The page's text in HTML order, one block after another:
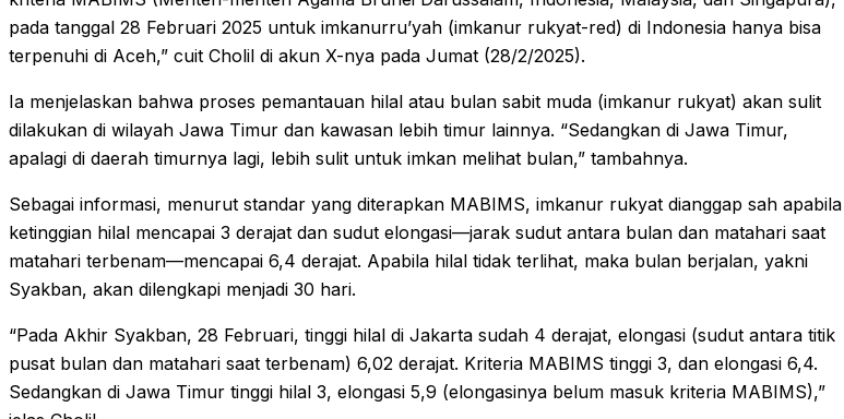
pada tanggal 28 Februari 2025 untuk imkanurru’yah (imkanur rukyat-red) di Indonesia hanya bisa
terpenuhi di Aceh,” cuit Cholil di akun X-nya pada Jumat (28/2/2025).
Ia menjelaskan bahwa proses pemantauan hilal atau bulan sabit muda (imkanur rukyat) akan sulit
dilakukan di wilayah Jawa Timur dan kawasan lebih timur lainnya. “Sedangkan di Jawa Timur,
apalagi di daerah timurnya lagi, lebih sulit untuk imkan melihat bulan,” tambahnya.
Sebagai informasi, menurut standar yang diterapkan MABIMS, imkanur rukyat dianggap sah apabila
ketinggian hilal mencapai 3 derajat dan sudut elongasi—jarak sudut antara bulan dan matahari saat
matahari terbenam—mencapai 6,4 derajat. Apabila hilal tidak terlihat, maka bulan berjalan, yakni
Syakban, akan dilengkapi menjadi 30 hari.
“Pada Akhir Syakban, 28 Februari, tinggi hilal di Jakarta sudah 4 derajat, elongasi (sudut antara titik
pusat bulan dan matahari saat terbenam) 6,02 derajat. Kriteria MABIMS tinggi 3, dan elongasi 6,4.
Sedangkan di Jawa Timur tinggi hilal 3, elongasi 5,9 (elongasinya belum masuk kriteria MABIMS),”